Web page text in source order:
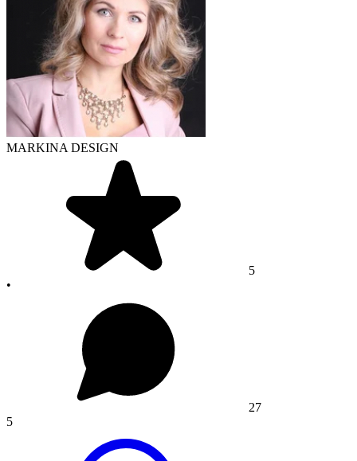
MARKINA DESIGN
5
•
27
5